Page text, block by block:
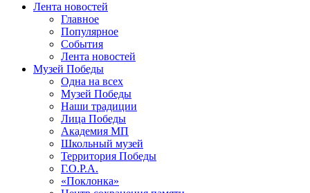
Лента новостей
Главное
Популярное
События
Лента новостей
Музей Победы
Одна на всех
Музей Победы
Наши традиции
Лица Победы
Академия МП
Школьный музей
Территория Победы
Г.О.Р.А.
«Поклонка»